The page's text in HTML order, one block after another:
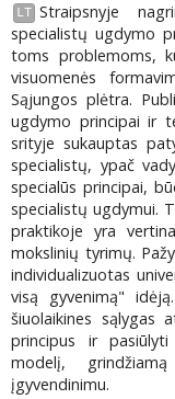
LT Straipsnyje
specialistų ugdymo
toms problemoms,
visuomenės
Sąjungos plėtra.
ugdymo principai ir
srityje sukauptas
specialistų, ypač
specialūs principai,
specialistų ugdymui.
praktikoje yra
mokslinių tyrimų.
individualizuotas
visą gyvenimą"
šiuolaikines sąlygas
principus ir
modelį,
įgyvendinimu.